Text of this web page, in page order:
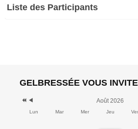
Liste des Participants
19 août 2022 - 20:30
(2)
19 août
Debrulle Alex
(4)
GELBRESSÉE VOUS
Août 2026
Lun Mar Mer Jeu